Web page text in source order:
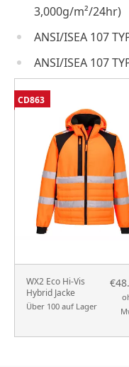
3,000g/m²/24hr)
ANSI/ISEA 107
ANSI/ISEA 107
WX2 Eco Hi-Vis
Hybrid Jacke
Über 100 auf Lager
CD863